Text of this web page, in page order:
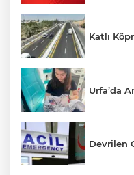
Katlı
Urfa’da
Devrilen